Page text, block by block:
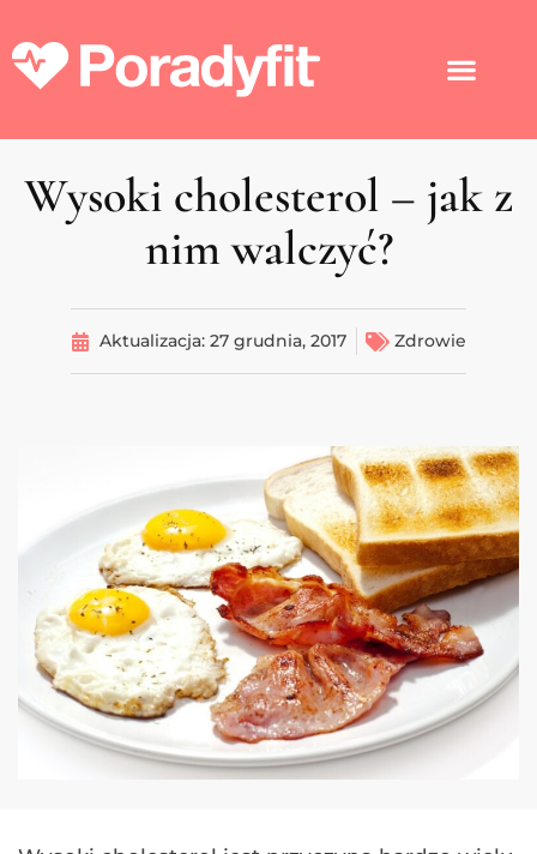
Wysoki cholesterol – jak z
nim walczyć?
Aktualizacja: 27 grudnia, 2017 Zdrowie